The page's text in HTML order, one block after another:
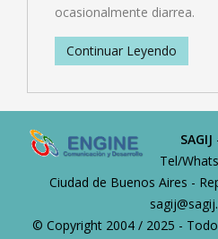
ocasionalmente diarrea.
Continuar Leyendo
SAGIJ
Tel/
Ciudad de Buenos Aires -
© Copyright 2004 / 2025 -